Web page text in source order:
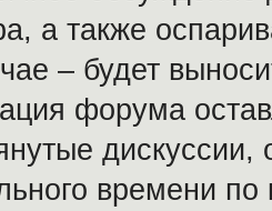
а также
– будет
форума
времени